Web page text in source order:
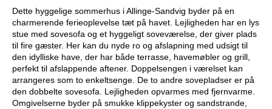
Dette hyggelige sommerhus i Allinge-Sandvig byder på en
charmerende ferieoplevelse tæt på havet. Lejligheden har en lys
stue med sovesofa og et hyggeligt soveværelse, der giver plads
til fire gæster. Her kan du nyde ro og afslapning med udsigt til
den idylliske have, der har både terrasse, havemøbler og grill,
perfekt til afslappende aftener. Doppelsengen i værelset kan
arrangeres som to enkeltsenge. De to andre sovepladser er på
den dobbelte sovesofa. Lejligheden opvarmes med fjernvarme.
Omgivelserne byder på smukke klippekyster og sandstrande,